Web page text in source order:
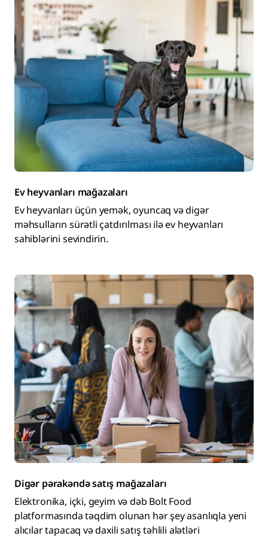
Ev heyvanları mağazaları
Ev heyvanları üçün yemək, oyuncaq və digər
məhsulların sürətli çatdırılması ilə ev heyvanları
sahiblərini sevindirin.
Digər pərakəndə satış mağazaları
Elektronika, içki, geyim və dəb Bolt Food
platformasında təqdim olunan hər şey asanlıqla yeni
alıcılar tapacaq və daxili satış təhlili alətləri